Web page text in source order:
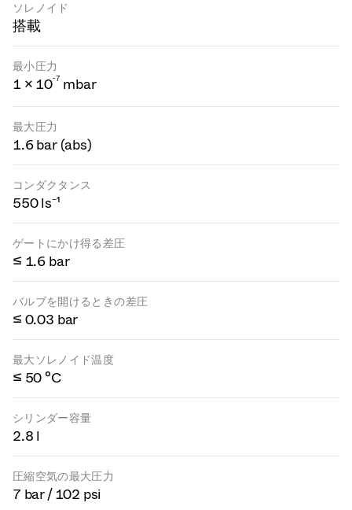
ソレノイド
搭載
最小圧力
1 × 10-7 mbar
最大圧力
1.6 bar (abs)
コンダクタンス
550 ls⁻¹
ゲートにかけ得る差圧
≤ 1.6 bar
バルブを開けるときの差圧
≤ 0.03 bar
最大ソレノイド温度
≤ 50 °C
シリンダー容量
2.8 l
圧縮空気の最大圧力
7 bar / 102 psi